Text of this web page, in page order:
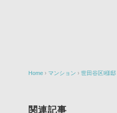
Home › マンション › 世田谷区I様邸
関連記事